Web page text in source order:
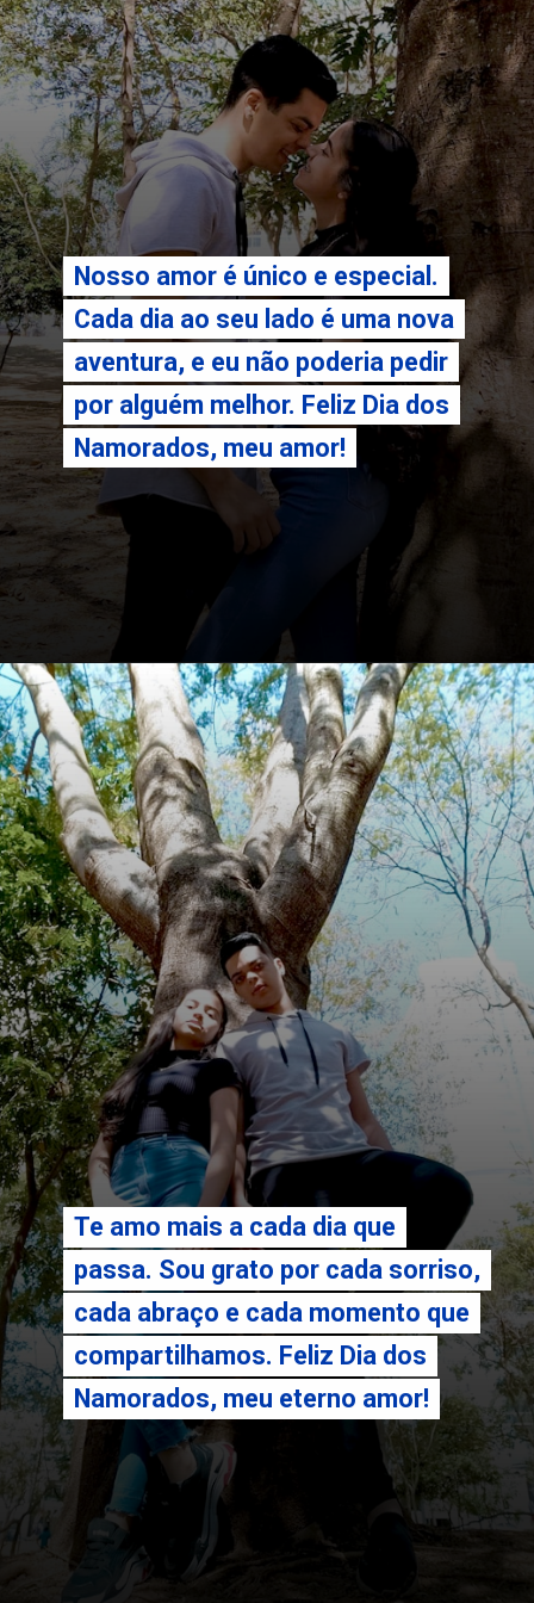
Nosso amor é único e especial.
Cada dia ao seu lado é uma nova
aventura, e eu não poderia pedir
por alguém melhor. Feliz Dia dos
Namorados, meu amor!
Nosso amor é único e especial.
Cada dia ao seu lado é uma nova
aventura, e eu não poderia pedir
por alguém melhor. Feliz Dia dos
Namorados, meu amor!
Te amo mais a cada dia que
passa. Sou grato por cada sorriso,
cada abraço e cada momento que
compartilhamos. Feliz Dia dos
Namorados, meu eterno amor!
Te amo mais a cada dia que
passa. Sou grato por cada sorriso,
cada abraço e cada momento que
compartilhamos. Feliz Dia dos
Namorados, meu eterno amor!